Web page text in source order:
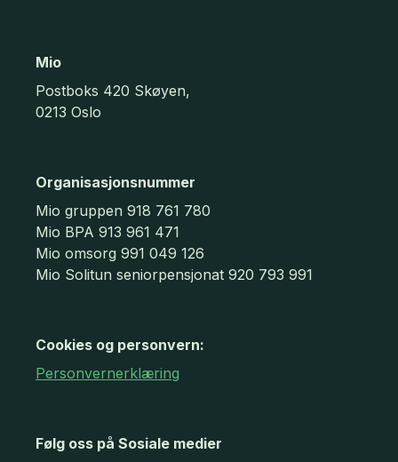
Mio
Postboks 420 Skøyen,
0213 Oslo
Organisasjonsnummer
Mio gruppen 918 761 780
Mio BPA 913 961 471
Mio omsorg 991 049 126
Mio Solitun seniorpensjonat 920 793 991
Cookies og personvern:
Personvernerklæring
Følg oss på Sosiale medier